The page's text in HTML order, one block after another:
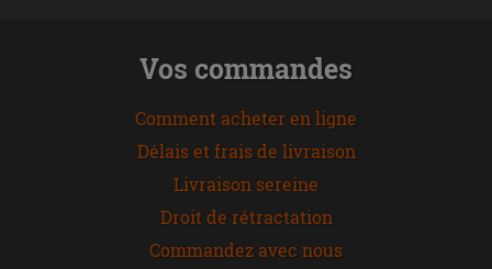
Vos commandes
Comment acheter en ligne
Délais et frais de livraison
Livraison sereine
Droit de rétractation
Commandez avec nous